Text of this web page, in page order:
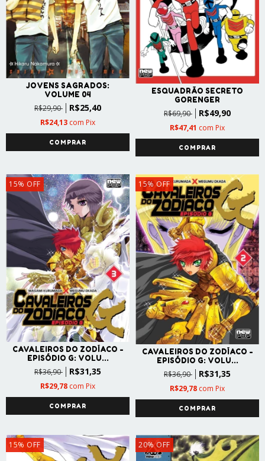
JOVENS SAGRADOS:
VOLUME 04
R$29,90 R$25,40
R$24,13 com Pix
ESQUADRÃO SECRETO
GORENGER
R$69,90 R$49,90
R$47,41 com Pix
15% OFF
CAVALEIROS DO ZODÍACO -
EPISÓDIO G: VOLU...
R$36,90 R$31,35
R$29,78 com Pix
15% OFF
CAVALEIROS DO ZODÍACO -
EPISÓDIO G: VOLU...
R$36,90 R$31,35
R$29,78 com Pix
15% OFF 20%OFF